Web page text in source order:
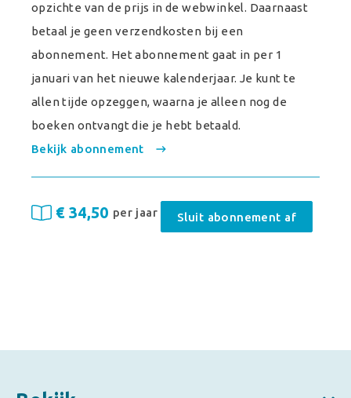
opzichte van de prijs in de webwinkel. Daarnaast
betaal je geen verzendkosten bij een
abonnement. Het abonnement gaat in per 1
januari van het nieuwe kalenderjaar. Je kunt te
allen tijde opzeggen, waarna je alleen nog de
boeken ontvangt die je hebt betaald.
Bekijk abonnement
€ 34,50 per jaar Sluit abonnement af